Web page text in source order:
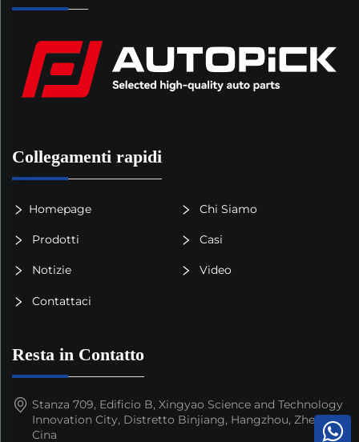
Collegamenti rapidi
Homepage Chi Siamo
Prodotti Casi
Notizie Video
Contattaci
Resta in Contatto
Stanza 709, Edificio B, Xingyao Science and Technology
Innovation City, Distretto Binjiang, Hangzhou, Zhejiang,
Cina